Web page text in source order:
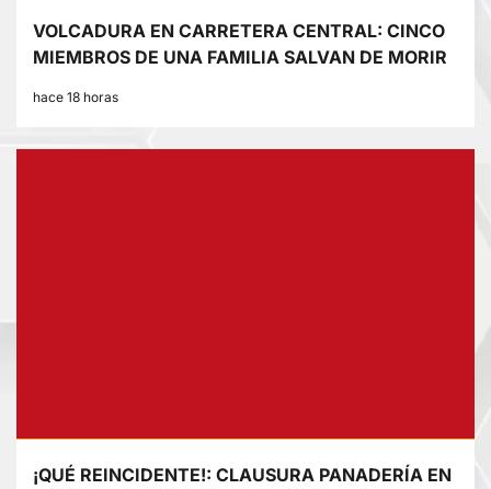
VOLCADURA EN CARRETERA CENTRAL: CINCO
MIEMBROS DE UNA FAMILIA SALVAN DE MORIR
hace 18 horas
¡QUÉ REINCIDENTE!: CLAUSURA PANADERÍA EN